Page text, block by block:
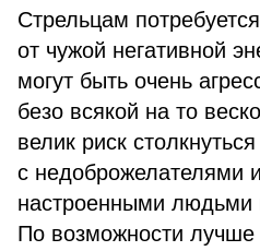
Стрельцам
от чужой негативной
могут быть очень
безо всякой на то
велик риск столкнуться
с недоброжелателями
настроенными людьми
По возможности